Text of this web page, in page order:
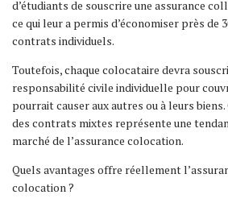
d’étudiants de souscrire une assurance
ce qui leur a permis d’économiser près de
contrats individuels.
Toutefois, chaque colocataire devra
responsabilité civile individuelle pour
pourrait causer aux autres ou à leurs
des contrats mixtes représente une
marché de l’assurance colocation.
Quels avantages offre réellement
colocation ?